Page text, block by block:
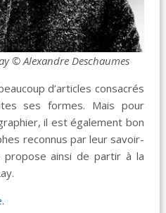
© Alexandre Deschaumes
d’articles consacrés
ses formes. Mais pour
il est également bon
reconnus par leur savoir-
propose ainsi de partir à la
.